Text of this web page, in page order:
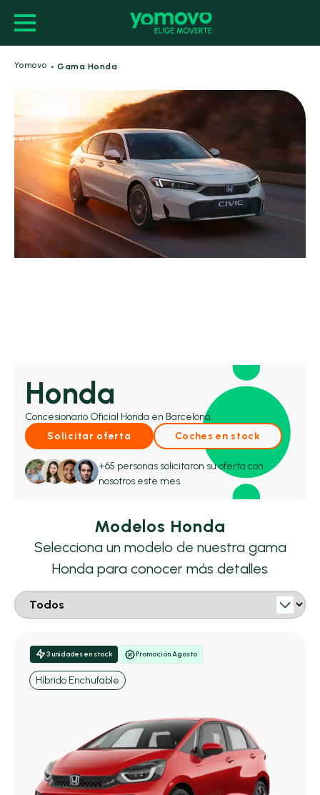
Yomovo · Gama Honda
Honda
Concesionario Oficial Honda en Barcelona
Solicitar oferta
Coches en stock
+65 personas solicitaron su oferta con
nosotros este mes.
Modelos Honda
Selecciona un modelo de nuestra gama
Honda para conocer más detalles
3 unidades en stock Promoción Agosto
Híbrido Enchufable